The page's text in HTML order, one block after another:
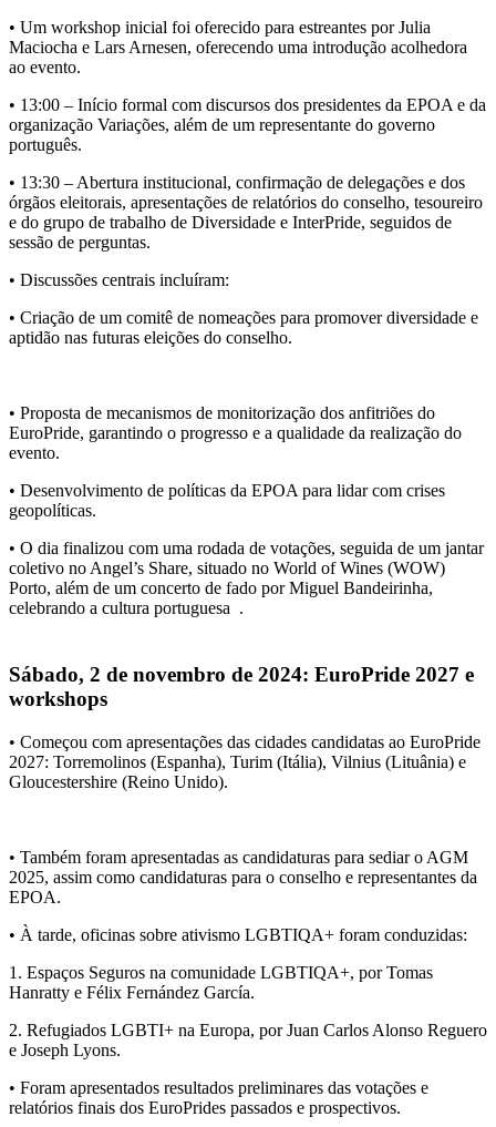
• Um workshop inicial foi oferecido para estreantes porJulia
Maciocha e Lars Arnesen, oferecendo uma introdução acolhedora
ao evento.
• 13:00 – Início formal com discursos dos presidentes da EPOA e da
organização Variações, além de um representante do governo
português.
• 13:30 – Abertura institucional, confirmação de delegações e dos
órgãos eleitorais, apresentações de relatórios do conselho, tesoureiro
e do grupo de trabalho de Diversidade e InterPride, seguidos de
sessão de perguntas.
• Discussões centrais incluíram:
• Criação de um comitê de nomeações para promover diversidade e
aptidão nas futuras eleições do conselho.
• Proposta de mecanismos de monitorização dos anfitriões do
EuroPride, garantindo o progresso e a qualidade da realização do
evento.
• Desenvolvimento de políticas da EPOA para lidar com crises
geopolíticas.
• O dia finalizou com uma rodada de votações, seguida de um jantar
coletivo no Angel’s Share, situado no World of Wines (WOW)
Porto, além de um concerto de fado por Miguel Bandeirinha,
celebrando a cultura portuguesa .
Sábado, 2 de novembro de 2024: EuroPride 2027 e
workshops
• Começou com apresentações das cidades candidatas ao EuroPride
2027: Torremolinos (Espanha), Turim (Itália), Vilnius (Lituânia) e
Gloucestershire (Reino Unido).
• Também foram apresentadas as candidaturas para sediar o AGM
2025, assim como candidaturas para o conselho e representantes da
EPOA.
• À tarde, oficinas sobre ativismo LGBTIQA+ foram conduzidas:
1. Espaços Seguros na comunidade LGBTIQA+, por Tomas
Hanratty e Félix Fernández García.
2. Refugiados LGBTI+ na Europa, por Juan Carlos Alonso Reguero
e Joseph Lyons.
• Foram apresentados resultados preliminares das votações e
relatórios finais dos EuroPrides passados e prospectivos.